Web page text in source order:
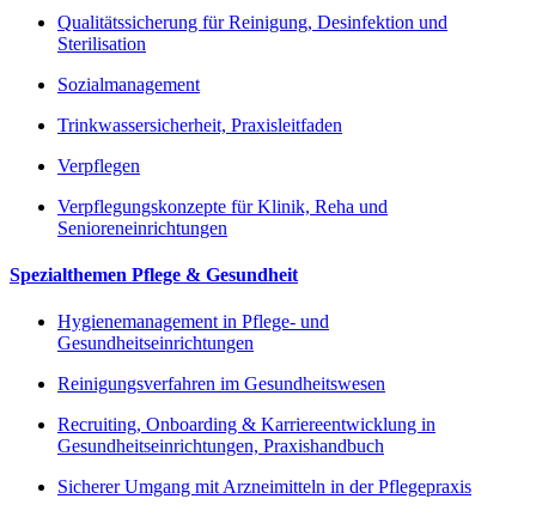
Qualitätssicherung für Reinigung, Desinfektion und
Sterilisation
Sozialmanagement
Trinkwassersicherheit, Praxisleitfaden
Verpflegen
Verpflegungskonzepte für Klinik, Reha und
Senioreneinrichtungen
Spezialthemen Pflege & Gesundheit
Hygienemanagement in Pflege- und
Gesundheitseinrichtungen
Reinigungsverfahren im Gesundheitswesen
Recruiting, Onboarding & Karriereentwicklung in
Gesundheitseinrichtungen, Praxishandbuch
Sicherer Umgang mit Arzneimitteln in der Pflegepraxis